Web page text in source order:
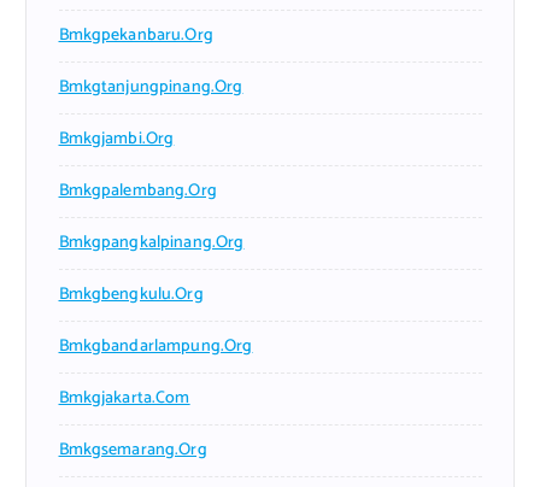
Bmkgpekanbaru.org
Bmkgtanjungpinang.org
Bmkgjambi.org
Bmkgpalembang.org
Bmkgpangkalpinang.org
Bmkgbengkulu.org
Bmkgbandarlampung.org
Bmkgjakarta.com
Bmkgsemarang.org